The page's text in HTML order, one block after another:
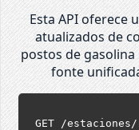
Esta API oferece
atualizados de
postos de
fonte
GET /